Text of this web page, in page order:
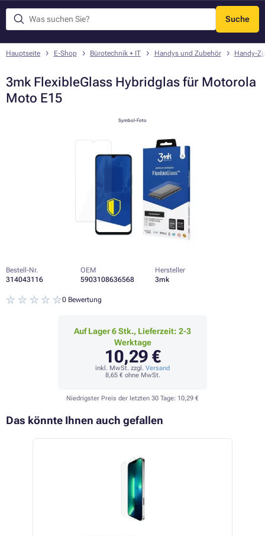
Suche
Menü
Hauptseite E-Shop Bürotechnik + IT Handys und Zubehör Handy-
3mk FlexibleGlass Hybridglas für Motorola
Moto E15
Symbol-Foto
Bestell-Nr.
314043116
OEM
5903108636568
Hersteller
3mk
0 Bewertung
Auf Lager 6 Stk., Lieferzeit: 2-3
Werktage
10,29 €
inkl. MwSt. zzgl. Versand
8,65 €ohne MwSt.
Niedrigster Preis der letzten 30 Tage: 10,29 €
Das könnte Ihnen auch gefallen